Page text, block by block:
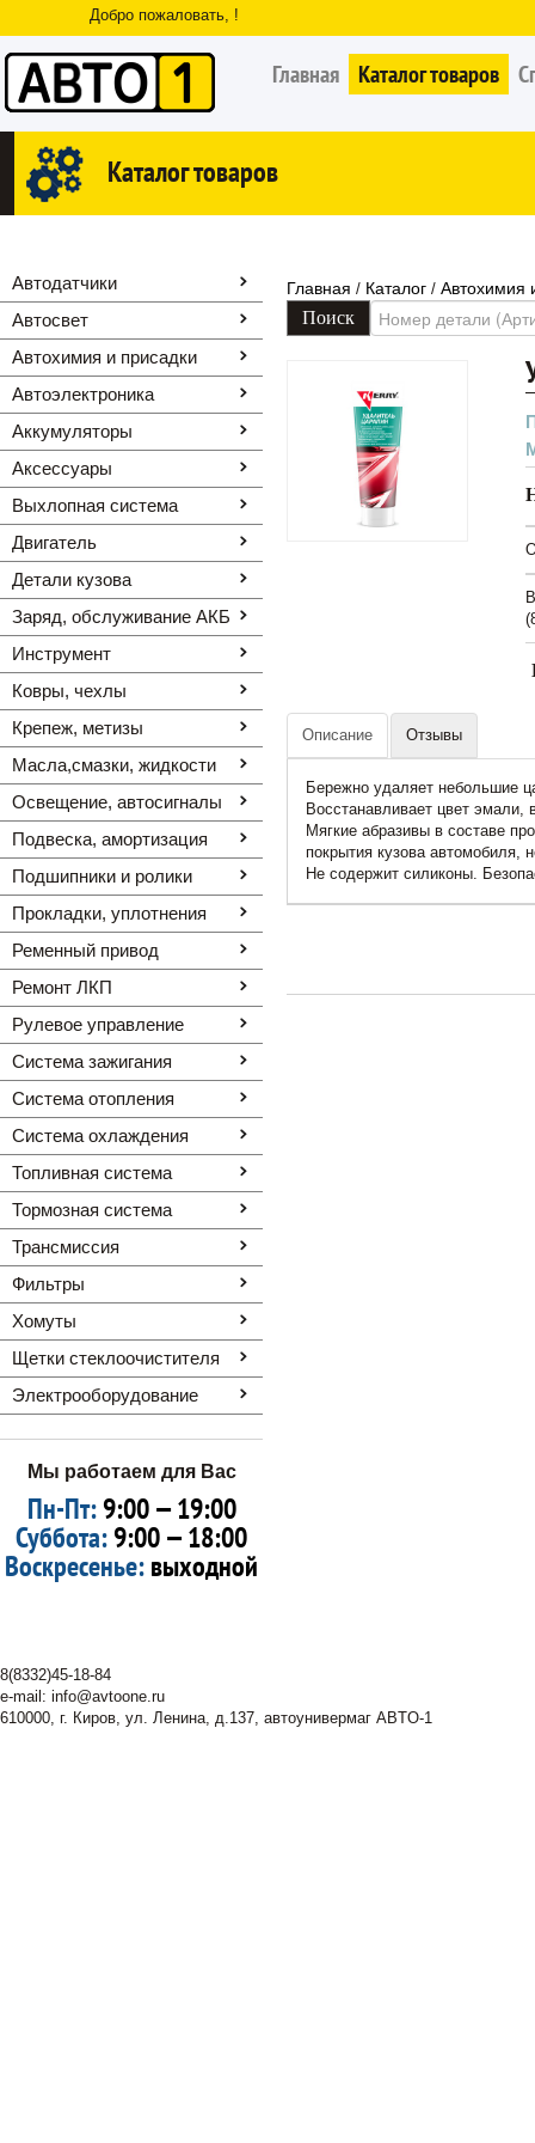
Добро пожаловать, !
Главная Каталог товаров
Каталог товаров
Автодатчики
Автосвет
Автохимия и присадки
Автоэлектроника
Аккумуляторы
Аксессуары
Выхлопная система
Двигатель
Детали кузова
Заряд, обслуживание АКБ
Инструмент
Ковры, чехлы
Крепеж, метизы
Масла,смазки, жидкости
Освещение, автоcигналы
Подвеска, амортизация
Подшипники и ролики
Прокладки, уплотнения
Ременный привод
Ремонт ЛКП
Рулевое управление
Система зажигания
Система отопления
Система охлаждения
Топливная система
Тормозная система
Трансмиссия
Фильтры
Хомуты
Щетки стеклоочистителя
Электрооборудование
Мы работаем для Вас
Пн-Пт:9:00 — 19:00
Суббота:9:00 — 18:00
Воскресенье:выходной
Главная / Каталог / Автохимия
Описание Отзывы
Бережно удаляет небольшие
Восстанавливает цвет
Мягкие абразивы в составе
покрытия кузова автомобиля,
Не содержит силиконы.
8(8332)45-18-84
e-mail: info@avtoone.ru
610000, г. Киров, ул. Ленина, д.137, автоунивермаг ABTO-1